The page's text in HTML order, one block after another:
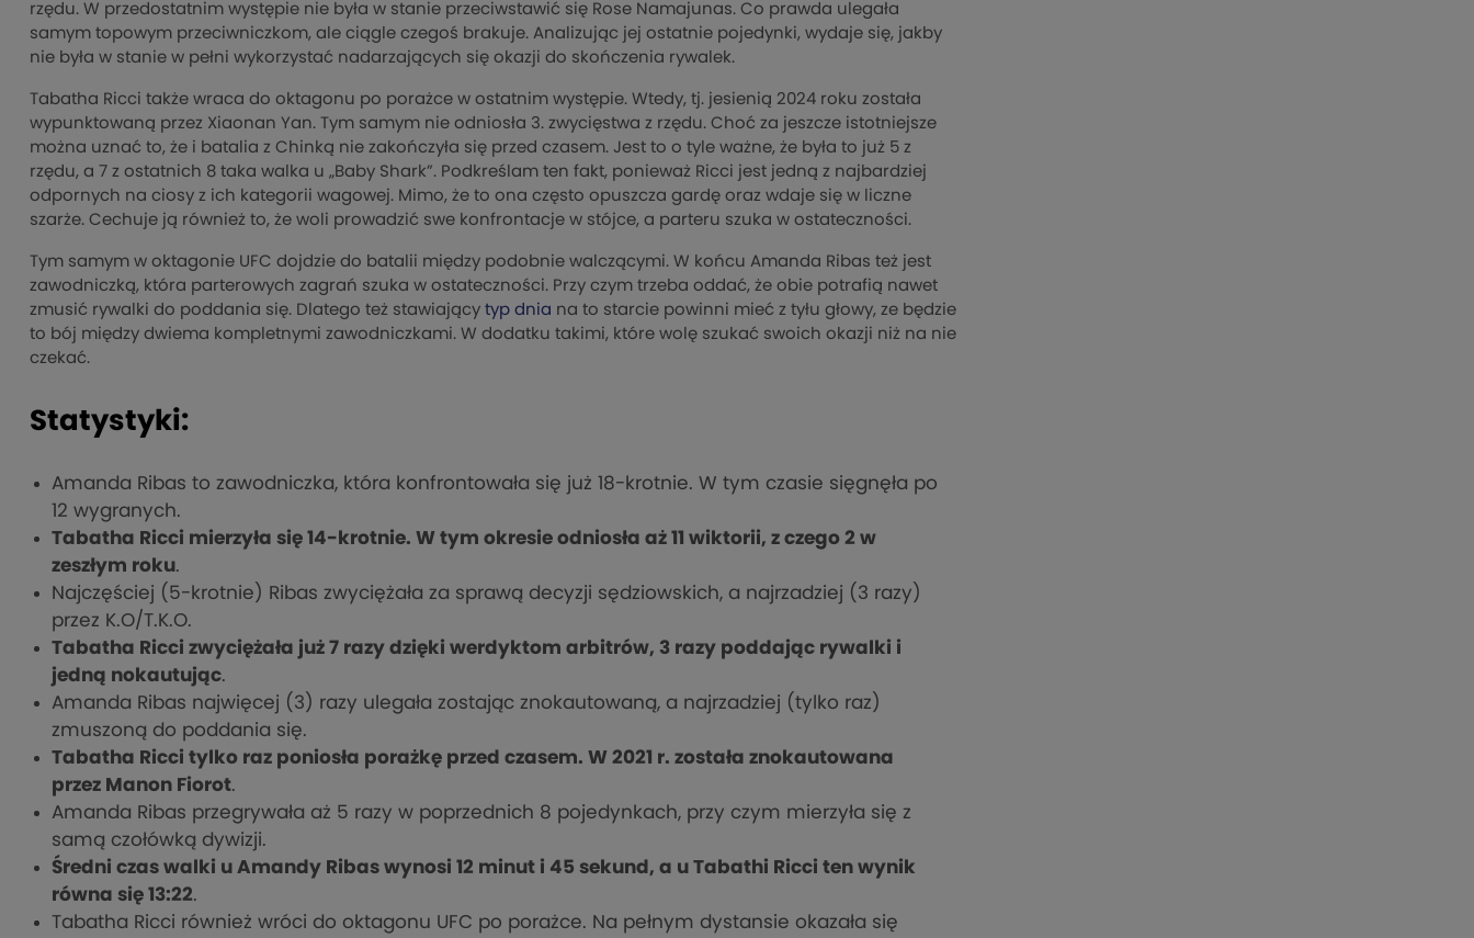
rzędu. W przedostatnim występie nie była w stanie przeciwstawić się Rose Namajunas. Co prawda ulegała
samym topowym przeciwniczkom, ale ciągle czegoś brakuje. Analizując jej ostatnie pojedynki, wydaje się, jakby
nie była w stanie w pełni wykorzystać nadarzających się okazji do skończenia rywalek.
Tabatha Ricci także wraca do oktagonu po porażce w ostatnim występie. Wtedy, tj. jesienią 2024 roku została
wypunktowaną przez Xiaonan Yan. Tym samym nie odniosła 3. zwycięstwa z rzędu. Choć za jeszcze istotniejsze
można uznać to, że i batalia z Chinką nie zakończyła się przed czasem. Jest to o tyle ważne, że była to już 5 z
rzędu, a 7 z ostatnich 8 taka walka u „Baby Shark”. Podkreślam ten fakt, ponieważ Ricci jest jedną z najbardziej
odpornych na ciosy z ich kategorii wagowej. Mimo, że to ona często opuszcza gardę oraz wdaje się w liczne
szarże. Cechuje ją również to, że woli prowadzić swe konfrontacje w stójce, a parteru szuka w ostateczności.
Tym samym w oktagonie UFC dojdzie do batalii między podobnie walczącymi. W końcu Amanda Ribas też jest
zawodniczką, która parterowych zagrań szuka w ostateczności. Przy czym trzeba oddać, że obie potrafią nawet
zmusić rywalki do poddania się. Dlatego też stawiający typ dnia na to starcie powinni mieć z tyłu głowy, ze będzie
to bój między dwiema kompletnymi zawodniczkami. W dodatku takimi, które wolę szukać swoich okazji niż na nie
czekać.
Statystyki:
Amanda Ribas to zawodniczka, która konfrontowała się już 18-krotnie. W tym czasie sięgnęła po
12 wygranych.
Tabatha Ricci mierzyła się 14-krotnie. W tym okresie odniosła aż 11 wiktorii, z czego 2 w
zeszłym roku.
Najczęściej (5-krotnie) Ribas zwyciężała za sprawą decyzji sędziowskich, a najrzadziej (3 razy)
przez K.O/T.K.O.
Tabatha Ricci zwyciężała już 7 razy dzięki werdyktom arbitrów, 3 razy poddając rywalki i
jedną nokautując.
Amanda Ribas najwięcej (3) razy ulegała zostając znokautowaną, a najrzadziej (tylko raz)
zmuszoną do poddania się.
Tabatha Ricci tylko raz poniosła porażkę przed czasem. W 2021 r. została znokautowana
przez Manon Fiorot.
Amanda Ribas przegrywała aż 5 razy w poprzednich 8 pojedynkach, przy czym mierzyła się z
samą czołówką dywizji.
Średni czas walki u Amandy Ribas wynosi 12 minut i 45 sekund, a u Tabathi Ricci ten wynik
równa się 13:22.
Tabatha Ricci również wróci do oktagonu UFC po porażce. Na pełnym dystansie okazała się